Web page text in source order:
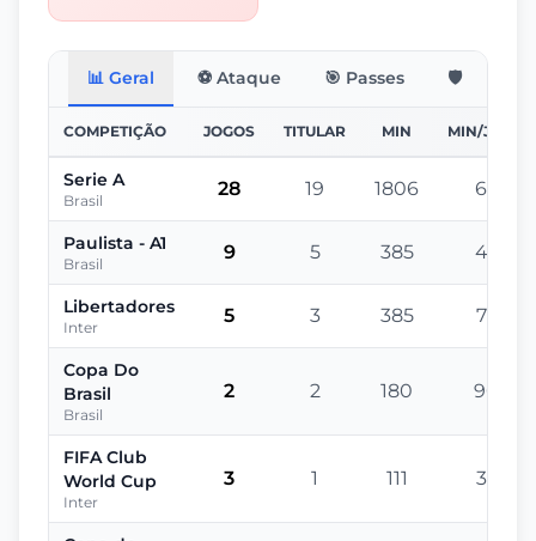
📊 Geral ⚽ Ataque 🎯 Passes 🛡️ Defesa
COMPETIÇÃO JOGOS TITULAR MIN MIN/JOGO
Serie A
Brasil
28 19 1806 65
Paulista - A1
Brasil
9 5 385 43
Libertadores
Inter
5 3 385 77
Copa Do
Brasil
Brasil
2 2 180 90
FIFA Club
World Cup
Inter
3 1 111 37